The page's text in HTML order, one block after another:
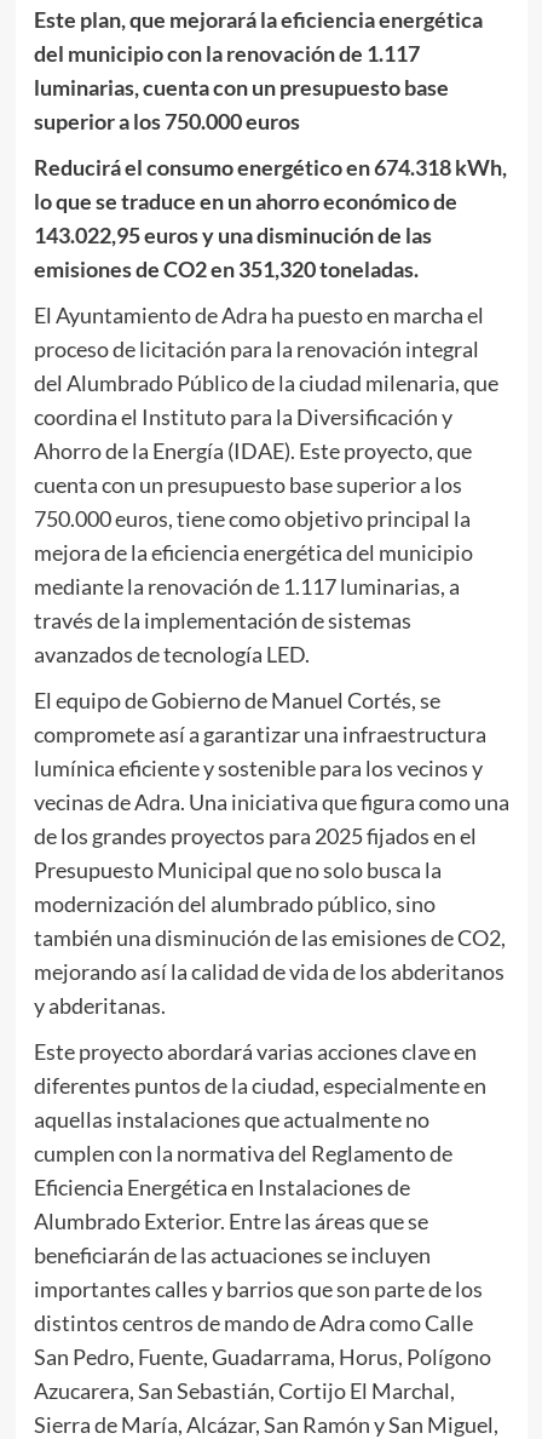
Este plan, que mejorará la eficiencia energética
del municipio con la renovación de 1.117
luminarias, cuenta con un presupuesto base
superior a los 750.000 euros
Reducirá el consumo energético en 674.318 kWh,
lo que se traduce en un ahorro económico de
143.022,95 euros y una disminución de las
emisiones de CO2 en 351,320 toneladas.
El Ayuntamiento de Adra ha puesto en marcha el
proceso de licitación para la renovación integral
del Alumbrado Público de la ciudad milenaria, que
coordina el Instituto para la Diversificación y
Ahorro de la Energía (IDAE). Este proyecto, que
cuenta con un presupuesto base superior a los
750.000 euros, tiene como objetivo principal la
mejora de la eficiencia energética del municipio
mediante la renovación de 1.117 luminarias, a
través de la implementación de sistemas
avanzados de tecnología LED.
El equipo de Gobierno de Manuel Cortés, se
compromete así a garantizar una infraestructura
lumínica eficiente y sostenible para los vecinos y
vecinas de Adra. Una iniciativa que figura como una
de los grandes proyectos para 2025 fijados en el
Presupuesto Municipal que no solo busca la
modernización del alumbrado público, sino
también una disminución de las emisiones de CO2,
mejorando así la calidad de vida de los abderitanos
y abderitanas.
Este proyecto abordará varias acciones clave en
diferentes puntos de la ciudad, especialmente en
aquellas instalaciones que actualmente no
cumplen con la normativa del Reglamento de
Eficiencia Energética en Instalaciones de
Alumbrado Exterior. Entre las áreas que se
beneficiarán de las actuaciones se incluyen
importantes calles y barrios que son parte de los
distintos centros de mando de Adra como Calle
San Pedro, Fuente, Guadarrama, Horus, Polígono
Azucarera, San Sebastián, Cortijo El Marchal,
Sierra de María, Alcázar, San Ramón y San Miguel,